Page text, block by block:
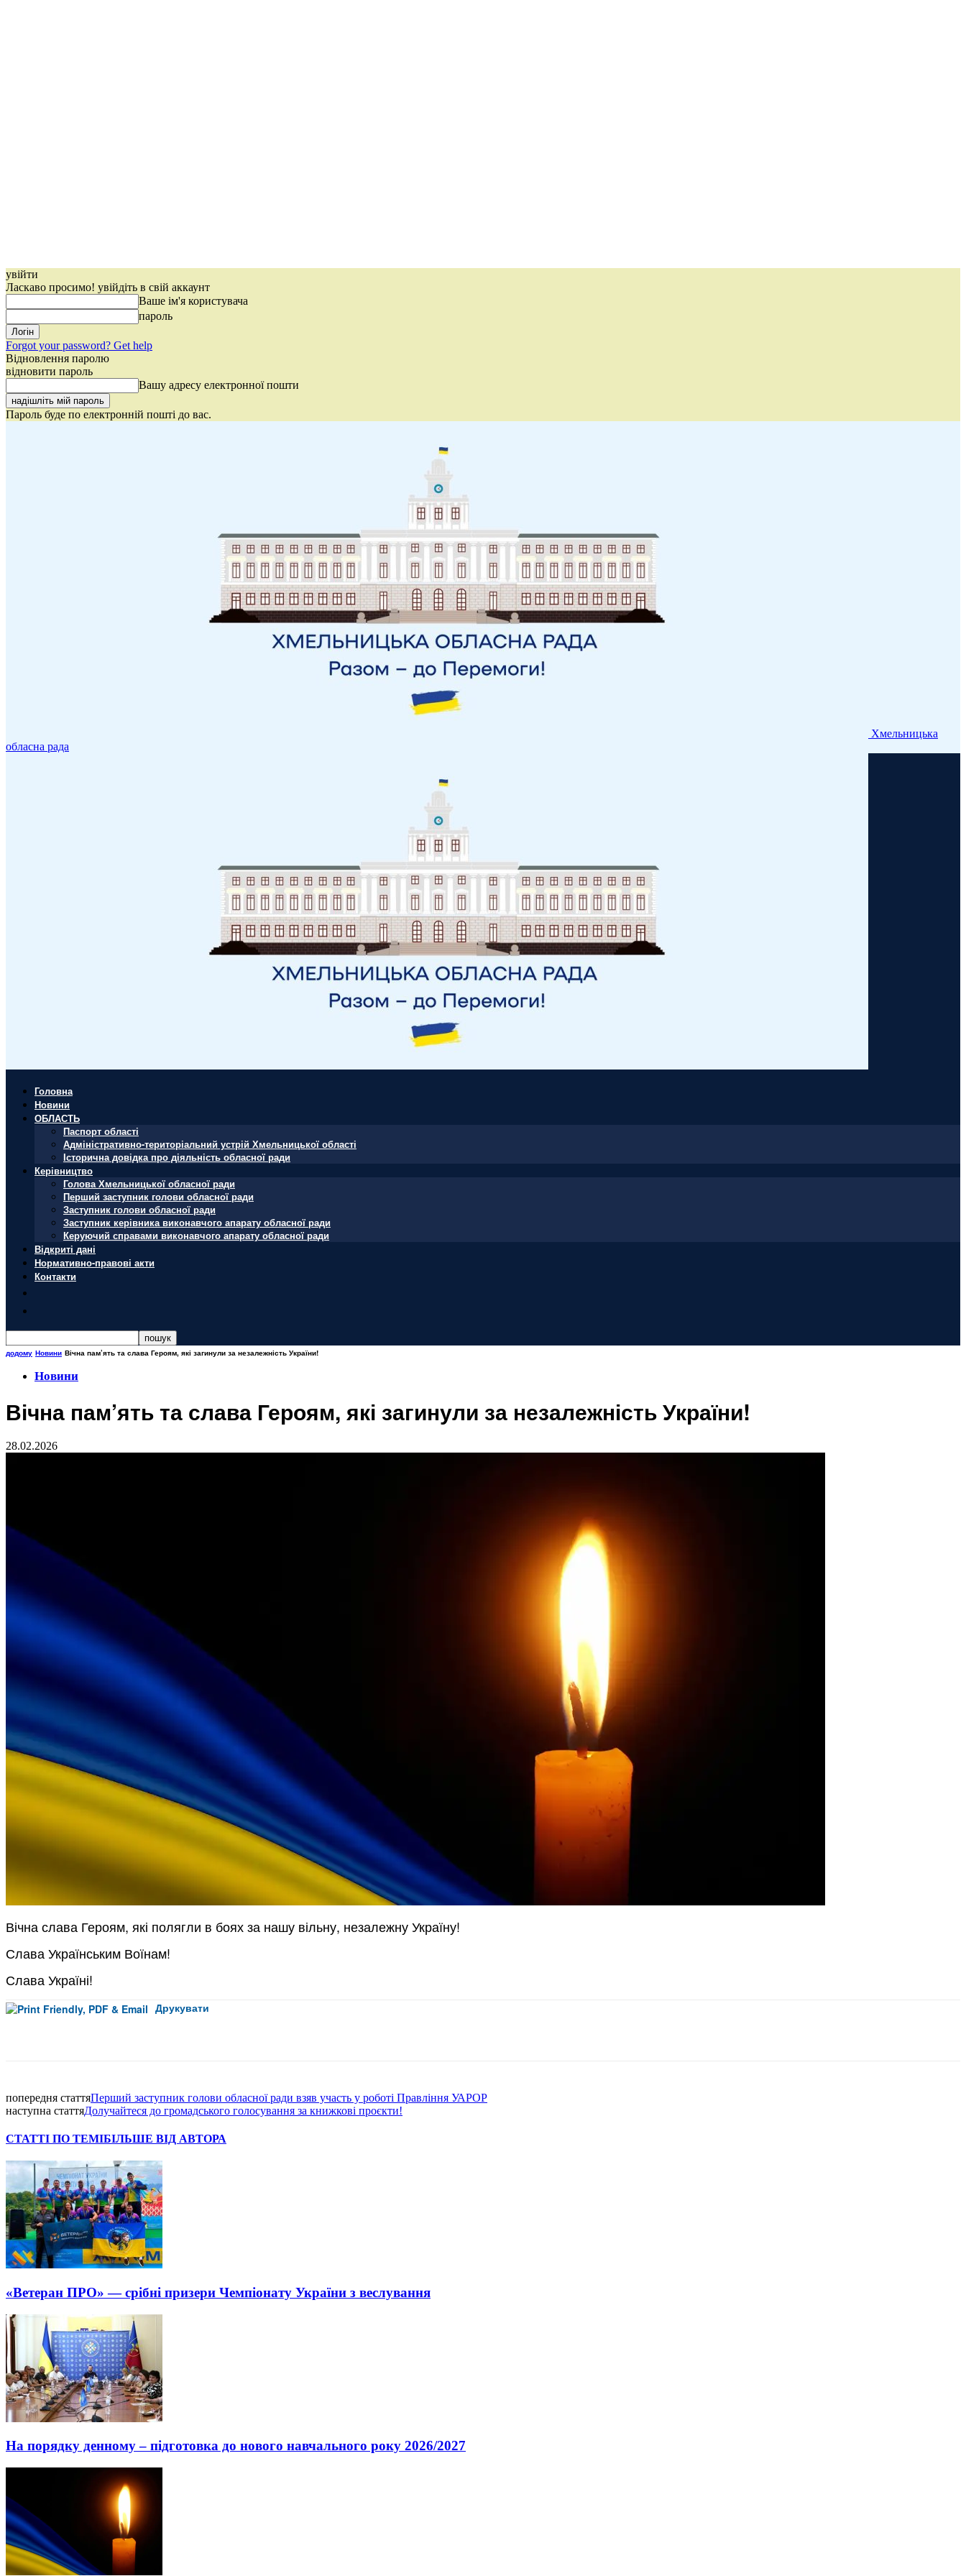
увійти
Ласкаво просимо! увійдіть в свій аккаунт
Ваше ім'я користувача
пароль
Forgot your password? Get help
Відновлення паролю
відновити пароль
Вашу адресу електронної пошти
Пароль буде по електронній пошті до вас.
Хмельницька
обласна рада
Головна
Новини
ОБЛАСТЬ
Паспорт області
Адміністративно-територіальний устрій Хмельницької області
Історична довідка про діяльність обласної ради
Керівництво
Голова Хмельницької обласної ради
Перший заступник голови обласної ради
Заступник голови обласної ради
Заступник керівника виконавчого апарату обласної ради
Керуючий справами виконавчого апарату обласної ради
Відкриті дані
Нормативно-правові акти
Контакти
додому Новини Вічна пам’ять та слава Героям, які загинули за незалежність України!
Новини
Вічна пам’ять та слава Героям, які загинули за незалежність України!
28.02.2026
Вічна слава Героям, які полягли в боях за нашу вільну, незалежну Україну!
Слава Українським Воїнам!
Слава Україні!
Друкувати
попередня статтяПерший заступник голови обласної ради взяв участь у роботі Правління УАРОР
наступна статтяДолучайтеся до громадського голосування за книжкові проєкти!
СТАТТІ ПО ТЕМІБІЛЬШЕ ВІД АВТОРА
«Ветеран ПРО» — срібні призери Чемпіонату України з веслування
На порядку денному – підготовка до нового навчального року 2026/2027